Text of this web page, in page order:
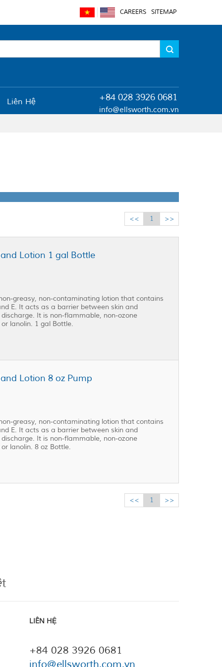
CAREERS SITEMAP
Liên Hệ +84 028 3926 0681
info@ellsworth.com.vn
<< 1 >>
Lotion 1 gal Bottle
greasy, non-contaminating lotion that contains
E. It acts as a barrier between skin and
It is non-flammable, non-ozone
lanolin. 1 gal Bottle.
Lotion 8 oz Pump
greasy, non-contaminating lotion that contains
E. It acts as a barrier between skin and
It is non-flammable, non-ozone
lanolin. 8 oz Bottle.
<< 1 >>
LIÊN HỆ
+84 028 3926 0681
info@ellsworth.com.vn